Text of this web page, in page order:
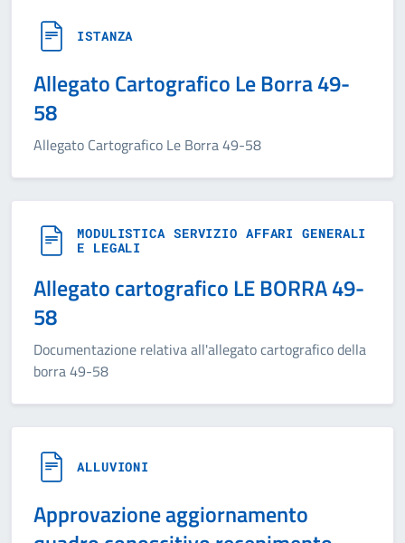
ISTANZA
Allegato Cartografico Le Borra 49-
58
Allegato Cartografico Le Borra 49-58
MODULISTICA SERVIZIO AFFARI GENERALI
E LEGALI
Allegato cartografico LE BORRA 49-
58
Documentazione relativa all'allegato cartografico della
borra 49-58
ALLUVIONI
Approvazione aggiornamento